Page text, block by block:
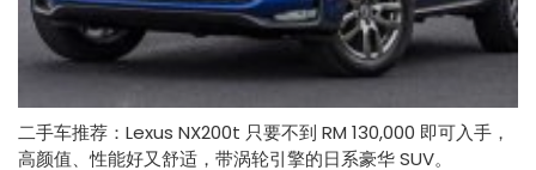
二手车推荐：Lexus NX200t 只要不到 RM 130,000 即可入手，
高颜值、性能好又舒适，带涡轮引擎的日系豪华 SUV。